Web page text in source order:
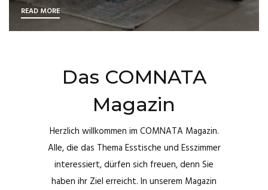
READ MORE
Das COMNATA
Magazin
Herzlich willkommen im COMNATA Magazin.
Alle, die das Thema Esstische und Esszimmer
interessiert, dürfen sich freuen, denn Sie
haben ihr Ziel erreicht. In unserem Magazin